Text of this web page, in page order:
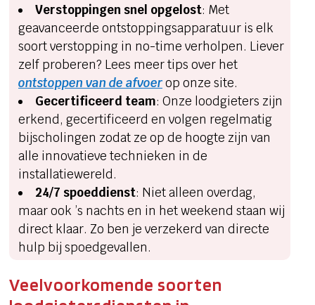
Verstoppingen snel opgelost: Met
geavanceerde ontstoppingsapparatuur is elk
soort verstopping in no-time verholpen. Liever
zelf proberen? Lees meer tips over het
ontstoppen van de afvoerop onze site.
Gecertificeerd team: Onze loodgieters zijn
erkend, gecertificeerd en volgen regelmatig
bijscholingen zodat ze op de hoogte zijn van
alle innovatieve technieken in de
installatiewereld.
24/7 spoeddienst: Niet alleen overdag,
maar ook ’s nachts en in het weekend staan wij
direct klaar. Zo ben je verzekerd van directe
hulp bij spoedgevallen.
Veelvoorkomende soorten